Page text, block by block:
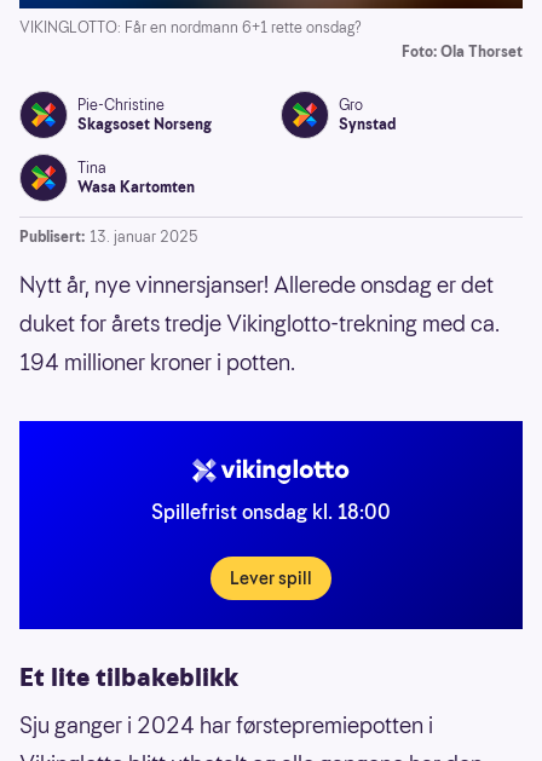
VIKINGLOTTO: Får en nordmann 6+1 rette onsdag?
Foto: Ola Thorset
Pie-Christine
Skagsoset Norseng
Gro
Synstad
Tina
Wasa Kartomten
Publisert: 13. januar 2025
Nytt år, nye vinnersjanser! Allerede onsdag er det
duket for årets tredje Vikinglotto-trekning med ca.
194 millioner kroner i potten.
Spillefrist onsdag kl. 18:00
Lever spill
Et lite tilbakeblikk
Sju ganger i 2024 har førstepremiepotten i